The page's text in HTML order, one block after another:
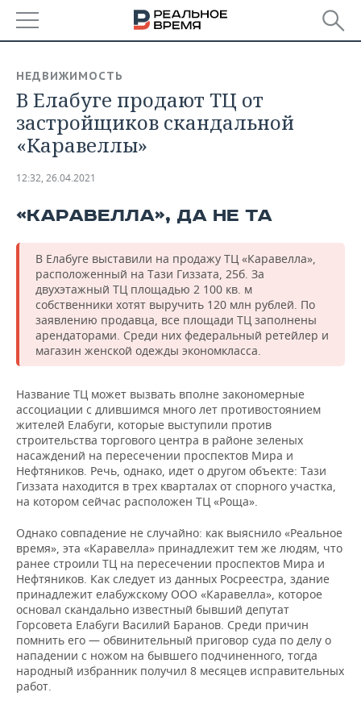
БАШКОРТОСТАН
ТАТАРСТАН
НОВОСТИ
АНАЛИТИКА
ДЕКЛАРАЦИИ О ДОХОДАХ
КОРОЛИ ГОСЗАКАЗА ПФО
ВУЗЫ ТАТАРСТАНА
КОМУ ПРИНАДЛЕЖАТ
ТОРГОВЫЕ ЦЕНТРЫ
ТАТАРСТАНА
НОВОСТИ ЭКОНОМИКИ
ФИНАНСЫ
БАНКИ
БЮДЖЕТ
ИНВЕСТИЦИИ
ПРОМЫШЛЕННОСТЬ
НОВОСТИ
ПРОМЫШЛЕННОСТИ
АГРОПРОМ
МАШИНОСТРОЕНИЕ
НЕФТЕХИМИЯ
НЕФТЬ
ОПК
ЭНЕРГЕТИКА
НЕДВИЖИМОСТЬ
НОВОСТИ НЕДВИЖИМОСТИ
АВТО
НОВОСТИ АВТО
БИЗНЕС
НОВОСТИ БИЗНЕСА
РОЗНИЧНАЯ ТОРГОВЛЯ
ТРАНСПОРТ
УСЛУГИ
ТЕХНОЛОГИИ
НОВОСТИ ТЕХНОЛОГИЙ
IT
МЕДИА
ТЕЛЕКОММУНИКАЦИИ
МЕРОПРИЯТИЯ
НОВОСТИ МЕРОПРИЯТИЙ
ВЫЕЗДНАЯ РЕДАКЦИЯ
БИЗНЕС-БРАНЧИ
ONLINE-КОНФЕРЕНЦИИ
ОТКРЫТАЯ ЛЕКЦИЯ
СПОРТ
НОВОСТИ СПОРТА
ФУТБОЛ
ХОККЕЙ
БАСКЕТБОЛ
ВОЛЕЙБОЛ
КИБЕРСПОРТ
ФИГУРНОЕ КАТАНИЕ
ОБЩЕСТВО
НОВОСТИ ОБЩЕСТВА
ВЛАСТЬ
ИНФРАСТРУКТУРА
ИСТОРИЯ
КУЛЬТУРА
МЕДИЦИНА
ФОТОГАЛЕРЕЯ
СЮЖЕТЫ
СПРАВОЧНИК
СПИСОК ПЕРСОН
СПИСОК КОМПАНИЙ
ПОЛНАЯ ВЕРСИЯ
НЕДВИЖИМОСТЬ
В Елабуге продают ТЦ от
застройщиков скандальной
«Каравеллы»
12:32, 26.04.2021
«КАРАВЕЛЛА», ДА НЕ ТА
В Елабуге выставили на продажу ТЦ «Каравелла»,
расположенный на Тази Гиззата, 25б. За
двухэтажный ТЦ площадью 2 100 кв. м
собственники хотят выручить 120 млн рублей. По
заявлению продавца, все площади ТЦ заполнены
арендаторами. Среди них федеральный ретейлер и
магазин женской одежды экономкласса.
Название ТЦ может вызвать вполне закономерные
ассоциации с длившимся много лет противостоянием
жителей Елабуги, которые выступили против
строительства торгового центра в районе зеленых
насаждений на пересечении проспектов Мира и
Нефтяников. Речь, однако, идет о другом объекте: Тази
Гиззата находится в трех кварталах от спорного участка,
на котором сейчас расположен ТЦ «Роща».
Однако совпадение не случайно: как выяснило «Реальное
время», эта «Каравелла» принадлежит тем же людям, что
ранее строили ТЦ на пересечении проспектов Мира и
Нефтяников. Как следует из данных Росреестра, здание
принадлежит елабужскому ООО «Каравелла», которое
основал скандально известный бывший депутат
Горсовета Елабуги Василий Баранов. Среди причин
помнить его — обвинительный приговор суда по делу о
нападении с ножом на бывшего подчиненного, тогда
народный избранник получил 8 месяцев исправительных
работ.